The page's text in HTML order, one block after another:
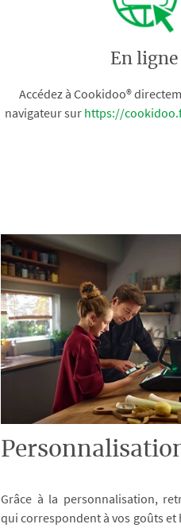
En ligne
Accédez à Cookidoo®
navigateur sur https://
Grâce à la personnalisation,
qui correspondent à vos goûts et